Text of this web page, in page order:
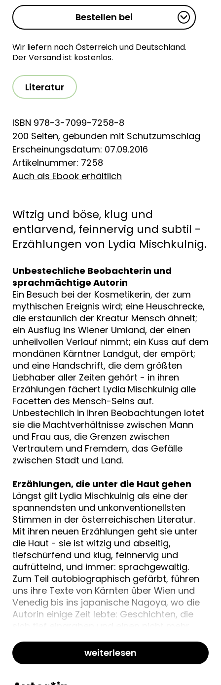
Bestellen bei
Wir liefern nach Österreich und Deutschland.
Der Versand ist kostenlos.
Literatur
ISBN 978-3-7099-7258-8
200 Seiten, gebunden mit Schutzumschlag
Erscheinungsdatum: 07.09.2016
Artikelnummer: 7258
Auch als Ebook erhältlich
Witzig und böse, klug und
entlarvend, feinnervig und subtil -
Erzählungen von Lydia Mischkulnig.
Unbestechliche Beobachterin und
sprachmächtige Autorin
Ein Besuch bei der Kosmetikerin, der zum
mythischen Ereignis wird; eine Heuschrecke,
die erstaunlich der Kreatur Mensch ähnelt;
ein Ausflug ins Wiener Umland, der einen
unheilvollen Verlauf nimmt; ein Kuss auf dem
mondänen Kärntner Landgut, der empört;
und eine Handschrift, die dem größten
Liebhaber aller Zeiten gehört - in ihren
Erzählungen fächert Lydia Mischkulnig alle
Facetten des Mensch-Seins auf.
Unbestechlich in ihren Beobachtungen lotet
sie die Machtverhältnisse zwischen Mann
und Frau aus, die Grenzen zwischen
Vertrautem und Fremdem, das Gefälle
zwischen Stadt und Land.
Erzählungen, die unter die Haut gehen
Längst gilt Lydia Mischkulnig als eine der
spannendsten und unkonventionellsten
Stimmen in der österreichischen Literatur.
Mit ihren neuen Erzählungen geht sie unter
die Haut - sie ist witzig und abseitig,
tiefschürfend und klug, feinnervig und
aufrüttelnd, und immer: sprachgewaltig.
Zum Teil autobiographisch gefärbt, führen
uns ihre Texte von Kärnten über Wien und
Venedig bis ins japanische Nagoya, wo die
Autorin einige Zeit lebte: Geschichten, die
weiterlesen